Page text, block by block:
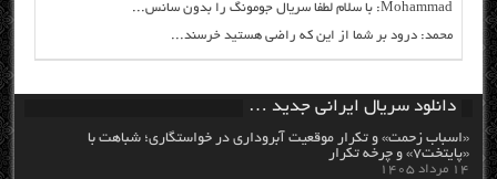
Mohammad: با سلام لطفا سریال جومونگ را بدون سانس...
محمد: درود بر شما از این که راضی هستید خرسند...
دانلود سریال ایرانی جدید …
«اسباب زحمت» و تکرار موقعیت آبروداری در خواستگاری؛ شباهت با
«پایتخت۷» و چرخه تکرار
۱۴ مرداد ۱۴۰۵